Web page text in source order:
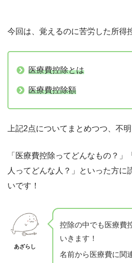
今回は、覚えるのに苦労した所得
医療費控除とは
医療費控除額
上記2点についてまとめつつ、不
「医療費控除ってどんなもの？」
人ってどんな人？」といった方に
いです！
あざらし
控除の中でも医療費
いきます！
名前から医療費に関